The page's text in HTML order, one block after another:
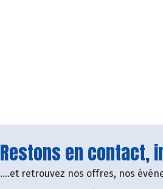
Restons en contact,
....et retrouvez nos offres, nos